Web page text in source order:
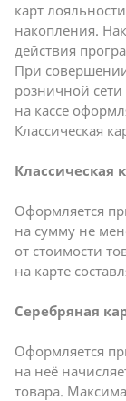
карт
накопления.
действия
При
розничной
на кассе
Классическая
Классическая
Оформляется
на сумму не
от стоимости
на карте
Серебряная
Оформляется
на неё
товара.